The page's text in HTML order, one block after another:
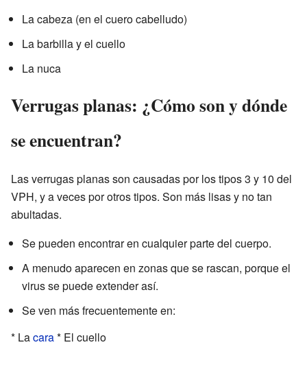
La cabeza (en el cuero cabelludo)
La barbilla y el cuello
La nuca
Verrugas planas: ¿Cómo son y dónde
se encuentran?
Las verrugas planas son causadas por los tipos 3 y 10 del
VPH, y a veces por otros tipos. Son más lisas y no tan
abultadas.
Se pueden encontrar en cualquier parte del cuerpo.
A menudo aparecen en zonas que se rascan, porque el
virus se puede extender así.
Se ven más frecuentemente en:
* Lacara* El cuello